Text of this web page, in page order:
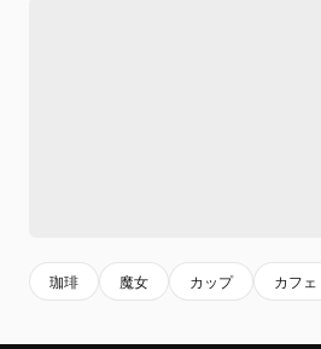
珈琲 魔女 カップ カフェ